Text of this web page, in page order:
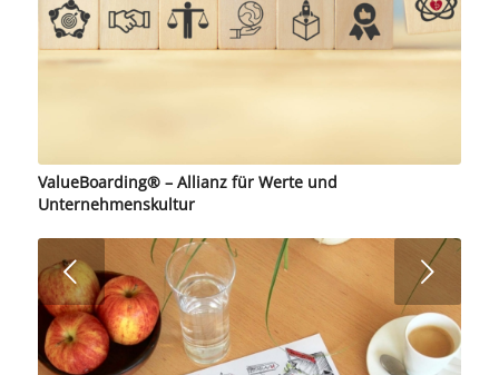
ValueBoarding® – Allianz für Werte und
Unternehmenskultur
Weiter